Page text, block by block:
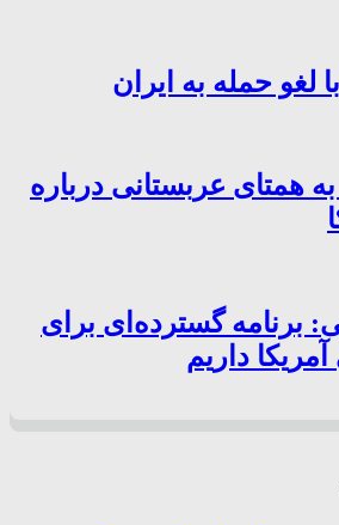
لغو حمله به ایران
همتای عربستانی درباره
برنامه گسترده‌ای برای
داریم